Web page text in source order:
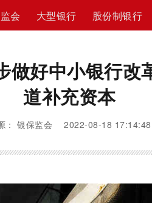
会 大型银行 股份制银行
做好中小银行改
道补充资本
： 银保监会 2022-08-18 17:14:48